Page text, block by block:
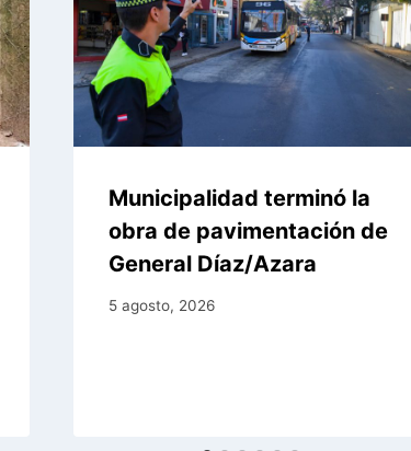
Municipalidad terminó la
obra de pavimentación de
General Díaz/Azara
5 agosto, 2026